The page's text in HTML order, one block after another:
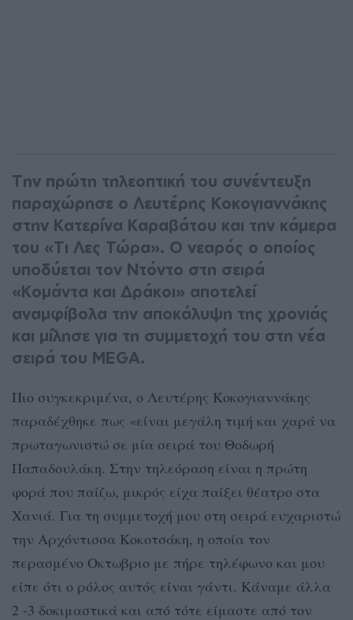
Την πρώτη τηλεοπτική του συνέντευξη
παραχώρησε ο Λευτέρης Κοκογιαννάκης
στην Κατερίνα Καραβάτου και την κάμερα
του «Τι Λες Τώρα». Ο νεαρός ο οποίος
υποδύεται τον Ντόντο στη σειρά
«Κομάντα και Δράκοι» αποτελεί
αναμφίβολα την αποκάλυψη της χρονιάς
και μίλησε για τη συμμετοχή του στη νέα
σειρά του MEGA.
Πιο συγκεκριμένα, ο Λευτέρης Κοκογιαννάκης
παραδέχθηκε πως «είναι μεγάλη τιμή και χαρά να
πρωταγωνιστώ σε μία σειρά του Θοδωρή
Παπαδουλάκη. Στην τηλεόραση είναι η πρώτη
φορά που παίζω, μικρός είχα παίξει θέατρο στα
Χανιά. Για τη συμμετοχή μου στη σειρά ευχαριστώ
την Αρχόντισσα Κοκοτσάκη, η οποία τον
περασμένο Οκτωβριο με πήρε τηλέφωνο και μου
είπε ότι ο ρόλος αυτός είναι γάντι. Κάναμε άλλα
2 -3 δοκιμαστικά και από τότε είμαστε από τον